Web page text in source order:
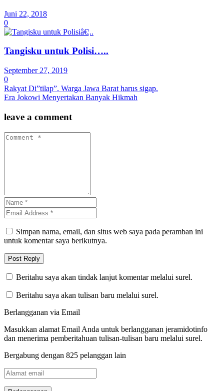
Juni 22, 2018
0
Tangisku untuk Polisi…..
September 27, 2019
0
Rakyat Di”tilap”. Warga Jawa Barat harus sigap.
Era Jokowi Menyertakan Banyak Hikmah
leave a comment
Simpan nama, email, dan situs web saya pada peramban ini
untuk komentar saya berikutnya.
Beritahu saya akan tindak lanjut komentar melalui surel.
Beritahu saya akan tulisan baru melalui surel.
Berlangganan via Email
Masukkan alamat Email Anda untuk berlangganan jeramidotinfo
dan menerima pemberitahuan tulisan-tulisan baru melalui surel.
Bergabung dengan 825 pelanggan lain
Alamat
email